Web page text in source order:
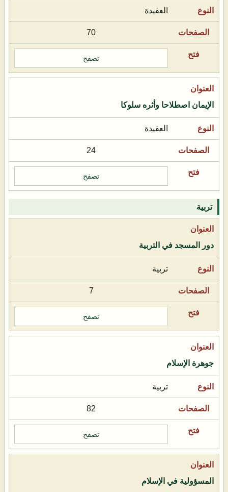
العقيدة
70
تصفح
الإيمان اصطلاحا وأثره سلوكا
العقيدة
24
تصفح
تربية
دور المسجد في التربية
تربية
7
تصفح
جوهرة الإسلام
تربية
82
تصفح
المسؤولية في الإسلام